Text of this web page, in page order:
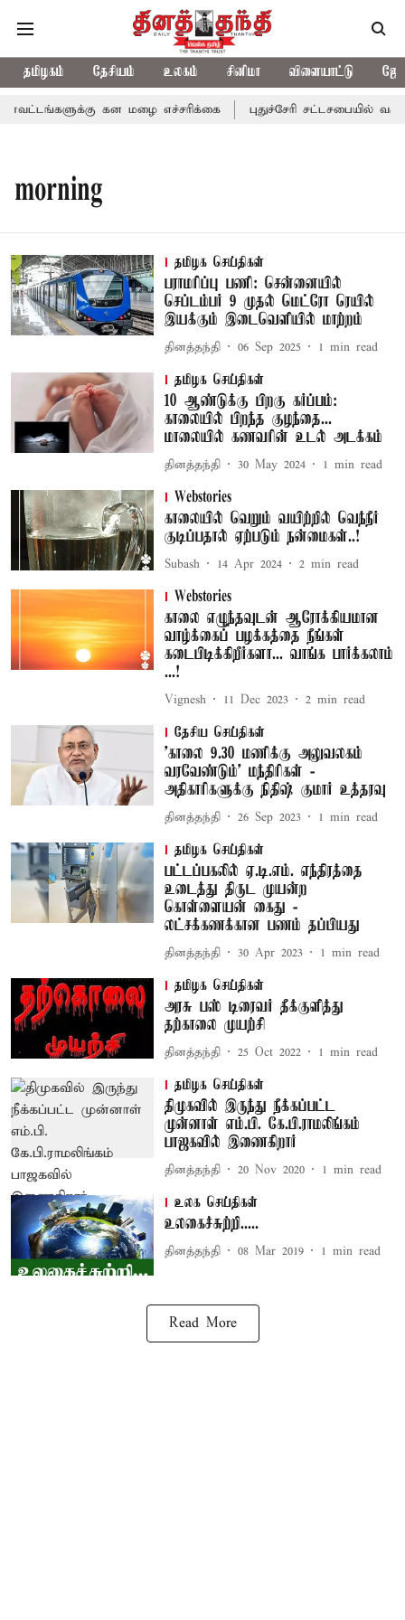
தமிழகம் தேசியம் உலகம் சினிமா விளையாட்டு
கன மழை எச்சரிக்கை புதுச்சேரி சட்டசபையில்
morning
தமிழக செய்திகள்
பராமரிப்பு பணி: சென்னையில்
செப்டம்பர் 9 முதல் மெட்ரோ ரெயில்
இயக்கும் இடைவெளியில் மாற்றம்
தினத்தந்தி 06 Sep 2025 1 min read
தமிழக செய்திகள்
10 ஆண்டுக்கு பிறகு கர்ப்பம்:
காலையில் பிறந்த குழந்தை...
மாலையில் கணவரின் உடல் அடக்கம்
தினத்தந்தி 30 May 2024 1 min read
Webstories
காலையில் வெறும் வயிற்றில் வெந்நீர்
குடிப்பதால் ஏற்படும் நன்மைகள்..!
Subash 14 Apr 2024 2 min read
Webstories
காலை எழுந்தவுடன் ஆரோக்கியமான
வாழ்க்கைப் பழக்கத்தை நீங்கள்
கடைபிடிக்கிறீர்களா... வாங்க பார்க்கலாம்
...!
Vignesh 11 Dec 2023 2 min read
தேசிய செய்திகள்
'காலை 9.30 மணிக்கு அலுவலகம்
வரவேண்டும்' மந்திரிகள் -
அதிகாரிகளுக்கு நிதிஷ் குமார் உத்தரவு
தினத்தந்தி 26 Sep 2023 1 min read
தமிழக செய்திகள்
பட்டப்பகலில் ஏ.டி.எம். எந்திரத்தை
உடைத்து திருட முயன்ற
கொள்ளையன் கைது -
லட்சக்கணக்கான பணம் தப்பியது
தினத்தந்தி 30 Apr 2023 1 min read
தமிழக செய்திகள்
அரசு பஸ் டிரைவர் தீக்குளித்து
தற்காலை முயற்சி
தினத்தந்தி 25 Oct 2022 1 min read
தமிழக செய்திகள்
திமுகவில் இருந்து நீக்கப்பட்ட
முன்னாள் எம்.பி. கே.பி.ராமலிங்கம்
பாஜகவில் இணைகிறார்
தினத்தந்தி 20 Nov 2020 1 min read
உலக செய்திகள்
உலகைச்சுற்றி.....
தினத்தந்தி 08 Mar 2019 1 min read
Read More